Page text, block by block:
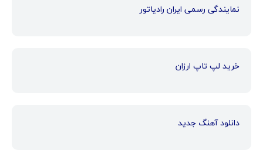
نمایندگی رسمی ایران رادیاتور
خرید لپ تاپ ارزان
دانلود آهنگ جدید